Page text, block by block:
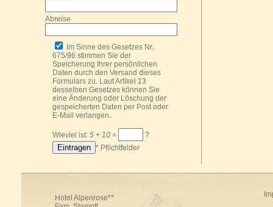
Abreise
Im Sinne des Gesetzes Nr.
675/96 stimmen Sie der
Speicherung Ihrer persönlichen
Daten durch den Versand dieses
Formulars zu. Laut Artikel 13
desselben Gesetzes können Sie
eine Änderung oder Löschung der
gespeicherten Daten per Post oder
E-Mail verlangen.
Wieviel ist: 5+ 10=
?
* Pflichtfelder
Hotel Alpenrose**